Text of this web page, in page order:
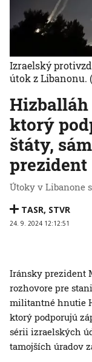
Hizballáh
ktorý
štáty,
prezident
Útoky v Libanone
TASR, STVR
24. 9. 2024 12:12:51
Izraelský
útok z Libanonu.
Iránsky prezident
rozhovore pre
militantné hnutie
ktorý podporujú
sérii izraelských
tamojších úradov